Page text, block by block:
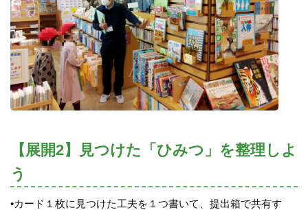
【展開2】見つけた「ひみつ」を整理しよ
う
•カード１枚に見つけた工夫を１つ書いて、提出箱で共有す